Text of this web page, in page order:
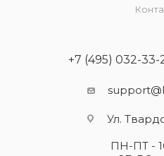
+7 (495) 032-33-
Ул.
ПН-ПТ -